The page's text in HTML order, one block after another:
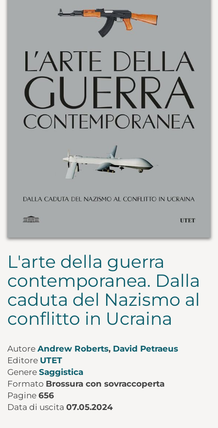
L'arte della guerra
contemporanea. Dalla
caduta del Nazismo al
conflitto in Ucraina
Autore Andrew Roberts, David Petraeus
Editore UTET
Genere Saggistica
Formato Brossura con sovraccoperta
Pagine 656
Data di uscita 07.05.2024